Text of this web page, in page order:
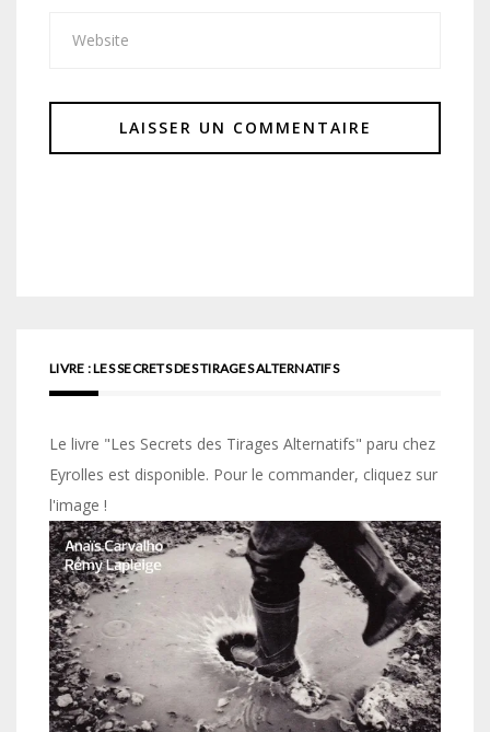
LIVRE : LES SECRETS DES TIRAGES ALTERNATIFS
Le livre "Les Secrets des Tirages Alternatifs" paru chez
Eyrolles est disponible. Pour le commander, cliquez sur
l'image !